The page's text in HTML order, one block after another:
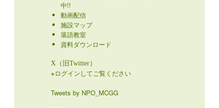
中!!
動画配信
施設マップ
落語教室
資料ダウンロード
X（旧Twitter）
※ログインしてご覧ください
Tweets by NPO_MCGG